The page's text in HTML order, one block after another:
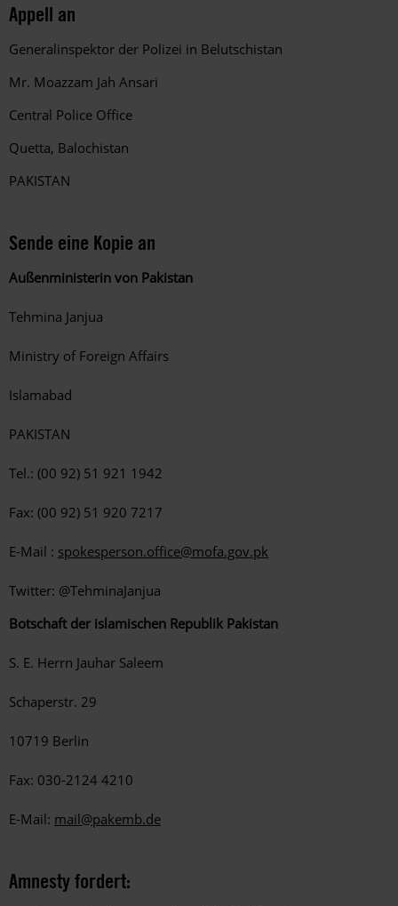
Appell an
Generalinspektor der Polizei in Belutschistan
Mr. Moazzam Jah Ansari
Central Police Office
Quetta, Balochistan
PAKISTAN
Sende eine Kopie an
Außenministerin von Pakistan
Tehmina Janjua
Ministry of Foreign Affairs
Islamabad
PAKISTAN
Tel.: (00 92) 51 921 1942
Fax: (00 92) 51 920 7217
E-Mail : spokesperson.office@mofa.gov.pk
Twitter: @TehminaJanjua
Botschaft der islamischen Republik Pakistan
S. E. Herrn Jauhar Saleem
Schaperstr. 29
10719 Berlin
Fax: 030-2124 4210
E-Mail: mail@pakemb.de
Amnesty fordert: